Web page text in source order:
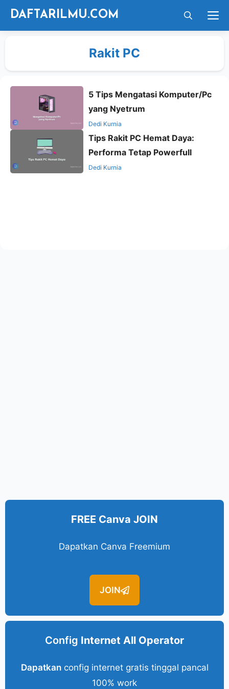
Langsung
DAFTARILMU.COM
Rakit PC
5 Tips Mengatasi Komputer/Pc
yang Nyetrum
Dedi Kurnia
Tips Rakit PC Hemat Daya:
Performa Tetap Powerfull
Dedi Kurnia
FREE Canva JOIN
Dapatkan Canva Freemium
JOIN
Config Internet All Operator
Dapatkanconfig internet gratis tinggal pancal
100% work